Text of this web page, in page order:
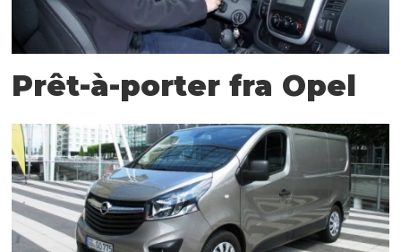
Prêt-à-porter fra Opel